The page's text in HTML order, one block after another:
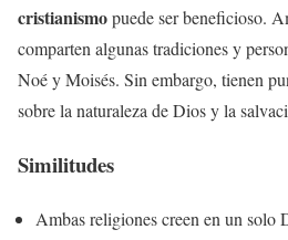
cristianismopuede ser beneficioso.
comparten algunas tradiciones y
Noé y Moisés. Sin embargo, tienen
sobre la naturaleza de Dios y la
Similitudes
Ambas religiones creen en un solo